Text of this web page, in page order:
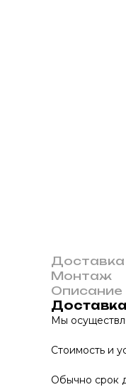
Доставка
Монтаж
Описание
Доставка
Мы
Стоимость и
Обычно срок